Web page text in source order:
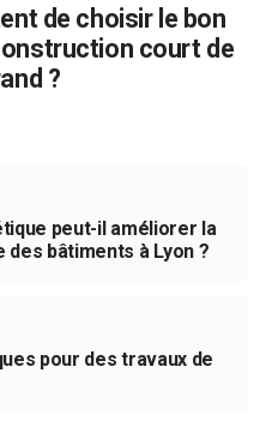
de choisir le bon
court de
?
peut-il améliorer la
bâtiments à Lyon ?
pour des travaux de